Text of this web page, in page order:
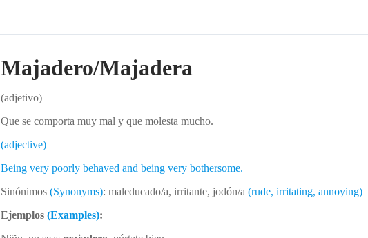
Majadero/Majadera
(adjetivo)
Que se comporta muy mal y que molesta mucho.
(adjective)
Being very poorly behaved and being very bothersome.
Sinónimos (Synonyms): maleducado/a, irritante, jodón/a (rude, irritating, annoying)
Ejemplos (Examples):